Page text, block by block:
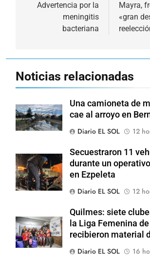
de
entradas
Advertencia por la
meningitis
bacteriana
Mayra,
«gran
Noticias relacionadas
Una camioneta de
cae al arroyo en
Diario EL SOL
12
Secuestraron 11
durante un
en Ezpeleta
Diario EL SOL
12
Quilmes: siete
la Liga Femenina
recibieron material
Diario EL SOL
16